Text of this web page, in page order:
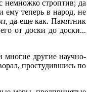
немножко строптив; да
ему теперь в народ, не
да еще как. Памятник
от доски до доски...
многие другие научно-
простудившись по